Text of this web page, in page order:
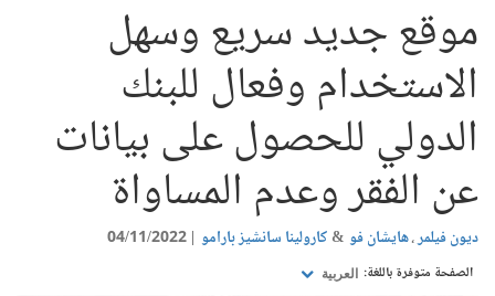
موقع جديد سريع وسهل
الاستخدام وفعال للبنك
الدولي للحصول على بيانات
عن الفقر وعدم المساواة
ديون فيلمر هايشان فو كارولينا سانشيز بارامو 04/11/2022
الصفحة متوفرة باللغة: العربية